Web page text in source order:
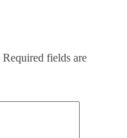
Required fields are